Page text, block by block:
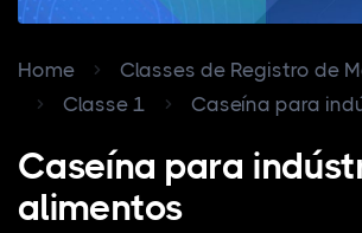
Home
Classes de Registro de
Classe 1
Caseína para
Caseína para
alimentos